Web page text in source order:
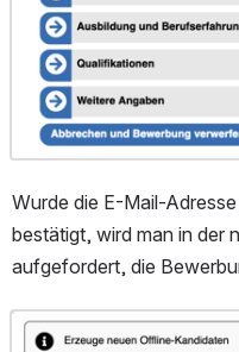
Wurde die E-Mail-
bestätigt, wird man in der
aufgefordert, die
Open